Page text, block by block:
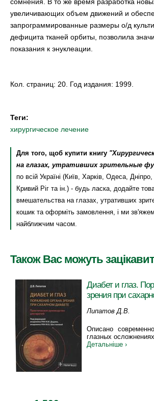
увеличивающих объем движений и
запрограммированные размеры о/д
дефицита тканей орбиты, позволила
показания к энуклеации.
Кол. страниц: 20. Год издания: 1999.
Теги:
хирургическое лечение
Для того, щоб купити книгу
на глазах, утративших зрительные
по всій Україні (Київ, Харків, Одеса,
Кривий Ріг та ін.) - будь ласка, додайте
вмешательства на глазах, утративших
кошик та оформіть замовлення, і ми
найближчим часом.
Також Вас можуть
Диабет и глаз.
зрения при
Липатов Д.В.
Описано
глазных
Детальніше ›